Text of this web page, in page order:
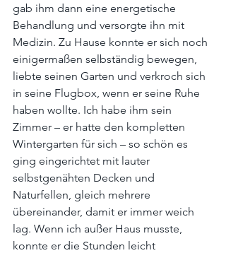
gab ihm dann eine energetische
Behandlung und versorgte ihn mit
Medizin. Zu Hause konnte er sich noch
einigermaßen selbständig bewegen,
liebte seinen Garten und verkroch sich
in seine Flugbox, wenn er seine Ruhe
haben wollte. Ich habe ihm sein
Zimmer – er hatte den kompletten
Wintergarten für sich – so schön es
ging eingerichtet mit lauter
selbstgenähten Decken und
Naturfellen, gleich mehrere
übereinander, damit er immer weich
lag. Wenn ich außer Haus musste,
konnte er die Stunden leicht